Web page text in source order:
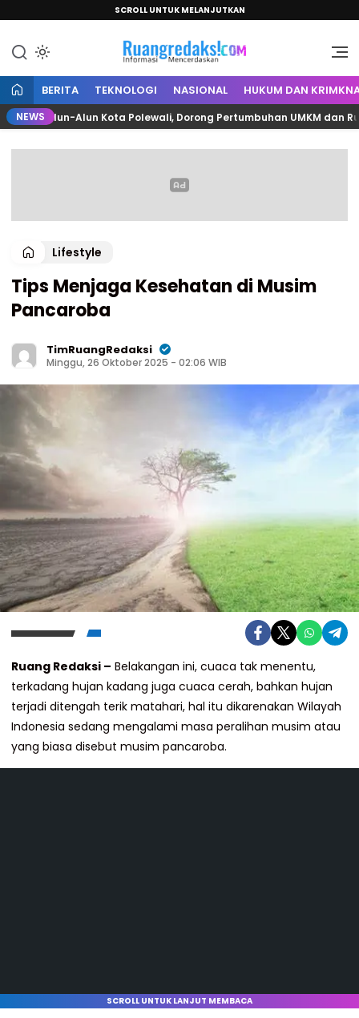
SCROLL UNTUK MELANJUTKAN
Ruang Redaksi
Informasi Mencerdaskan
BERITA TEKNOLOGI NASIONAL HUKUM DAN
NEWS
Alun-Alun Kota Polewali, Dorong Pertumbuhan UMKM dan Ruang
Lifestyle
Tips Menjaga Kesehatan di Musim
Pancaroba
TimRuangRedaksi
Minggu, 26 Oktober 2025 - 02:06 WIB
Ruang Redaksi – Belakangan ini, cuaca tak menentu,
terkadang hujan kadang juga cuaca cerah, bahkan hujan
terjadi ditengah terik matahari, hal itu dikarenakan Wilayah
Indonesia sedang mengalami masa peralihan musim atau
yang biasa disebut musim pancaroba.
SCROLL UNTUK LANJUT MEMBACA